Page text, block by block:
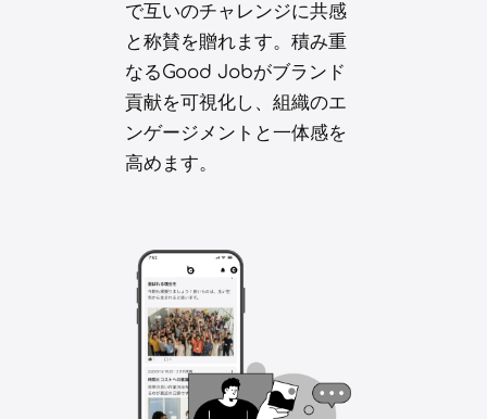
で互いのチャレンジに共感
と称賛を贈れます。積み重
なるGood Jobがブランド
貢献を可視化し、組織のエ
ンゲージメントと一体感を
高めます。